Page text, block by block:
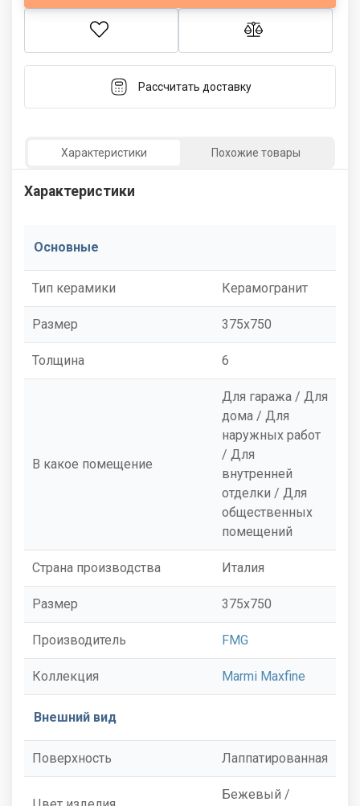
Рассчитать доставку
Характеристики Похожие товары
Характеристики
Основные
Тип керамики Керамогранит
Размер 375x750
Толщина 6
В какое помещение
Для гаража / Для
дома / Для
наружных работ
/ Для
внутренней
отделки / Для
общественных
помещений
Страна производства Италия
Размер 375x750
Производитель FMG
Коллекция Marmi Maxfine
Внешний вид
Поверхность Лаппатированная
Бежевый /